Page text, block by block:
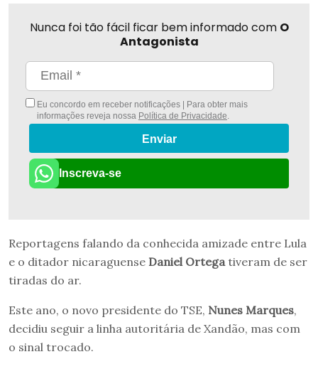
Nunca foi tão fácil ficar bem informado com O
Antagonista
Eu concordo em receber notificações | Para obter mais
informações reveja nossa Política de Privacidade.
Enviar
Inscreva-se
Reportagens falando da conhecida amizade entre Lula
e o ditador nicaraguense Daniel Ortegativeram de ser
tiradas do ar.
Este ano, o novo presidente do TSE, Nunes Marques,
decidiu seguir a linha autoritária de Xandão, mas com
o sinal trocado.